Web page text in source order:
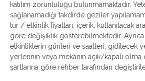
katılım zorunluluğu bulunmamaktadır.
sağlanamadığı takdirde geziler
tur / etkinlik fiyatları, içerik, kullanılacak araç
göre değişiklik gösterebilmektedir.
etkinliklerin günleri ve saatleri, gidilecek
yerlerinin veya mekânın açık/kapalı olma
şartlarına göre rehber tarafından